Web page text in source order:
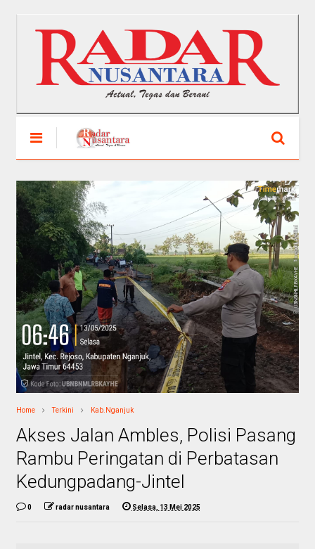
Home Terkini Kab.Nganjuk
Akses Jalan Ambles, Polisi Pasang
Rambu Peringatan di Perbatasan
Kedungpadang-Jintel
0 radar nusantara Selasa, 13 Mei 2025